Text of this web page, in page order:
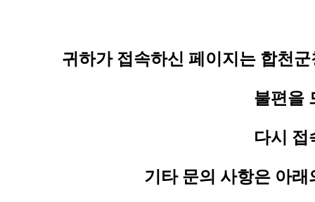
귀하가 접속하신 페이지는 합천
불편을
다시 접
기타 문의 사항은 아